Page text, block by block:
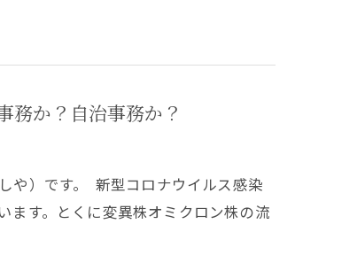
務か？自治事務か？
や）です。 新型コロナウイルス感染
ます。とくに変異株オミクロン株の流